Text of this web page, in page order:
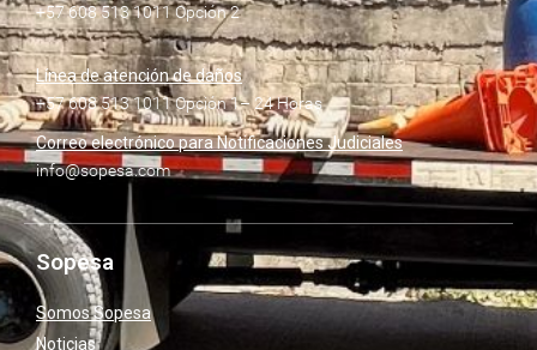
+57 608 513 1011 Opción 2
Línea de atención de daños
+57 608 513 1011 Opción 1– 24 Horas
Correo electrónico para Notificaciones Judiciales
info@sopesa.com
Sopesa
Somos Sopesa
Noticias